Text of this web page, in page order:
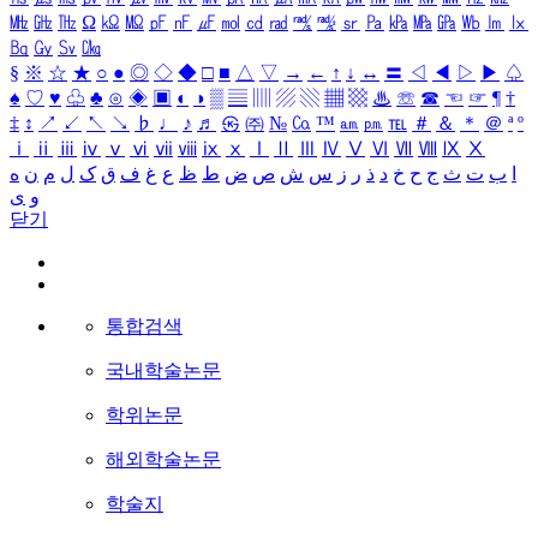
㎒ ㎓ ㎔ Ω ㏀ ㏁ ㎊ ㎋ ㎌ ㏖ ㏅ ㎭ ㎮ ㎯ ㏛ ㎩ ㎪ ㎫ ㎬ ㏝ ㏐
㏓
㏃ ㏉ ㏜ ㏆
§ ※ ☆ ★ ○ ● ◎ ◇ ◆ □ ■ △ ▽ → ← ↑ ↓ ↔ 〓 ◁ ◀ ▷ ▶ ♤
♠ ♡ ♥ ♧ ♣ ⊙ ◈ ▣ ◐ ◑ ▒ ▤ ▨ ▧ ▦ ▩ ♨ ☏ ☎ ☜ ☞ ¶ †
‡ ↕ ↗ ↙ ↖ ↘ ♭ ♩ ♪ ♬ ㉿ ㈜ № ㏇ ™ ㏂ ㏘ ℡ ＃ ＆ ＊ ＠ ª º
ⅰ
ⅱ ⅲ ⅳ ⅴ ⅵ ⅶ ⅷ ⅸ ⅹ Ⅳ Ⅴ Ⅵ Ⅶ Ⅷ Ⅸ Ⅹ
ب ت ث ج ح خ د ذ ر ز س ش ص ض ط ظ ع غ ف ق ک ل م ن ه
و ی
닫기
통합검색
국내학술논문
학위논문
해외학술논문
학술지